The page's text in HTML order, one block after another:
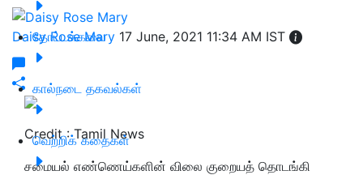
தோட்டக்கலை
கால்நடை தகவல்கள்
வெற்றிக் கதைகள்
Daisy Rose Mary 17 June, 2021 11:34 AM IST
Credit : Tamil News
சமையல் எண்ணெய்களின் விலை குறையத் தொடங்கி